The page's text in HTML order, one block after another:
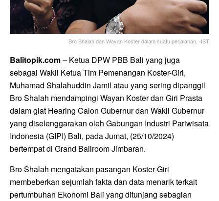
Bro Shalah dan Wayan Koster dalam suatu perjalanan. -IST
Balitopik.com– Ketua DPW PBB Bali yang juga
sebagai Wakil Ketua Tim Pemenangan Koster-Giri,
Muhamad Shalahuddin Jamil atau yang sering dipanggil
Bro Shalah mendampingi Wayan Koster dan Giri Prasta
dalam giat Hearing Calon Gubernur dan Wakil Gubernur
yang diselenggarakan oleh Gabungan Industri Pariwisata
Indonesia (GIPI) Bali, pada Jumat, (25/10/2024)
bertempat di Grand Ballroom Jimbaran.
Bro Shalah mengatakan pasangan Koster-Giri
membeberkan sejumlah fakta dan data menarik terkait
pertumbuhan Ekonomi Bali yang ditunjang sebagian